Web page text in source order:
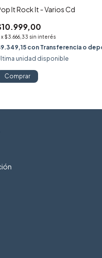
It Rock It - Varios Cd
x $3.666,33 sin interés
con Transferencia o
unidad disponible
Comprar